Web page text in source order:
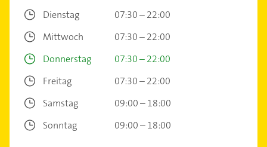
Dienstag
07:30 – 22:00
Mittwoch
07:30 – 22:00
Donnerstag
07:30 – 22:00
Freitag
07:30 – 22:00
Samstag
09:00 – 18:00
Sonntag
09:00 – 18:00